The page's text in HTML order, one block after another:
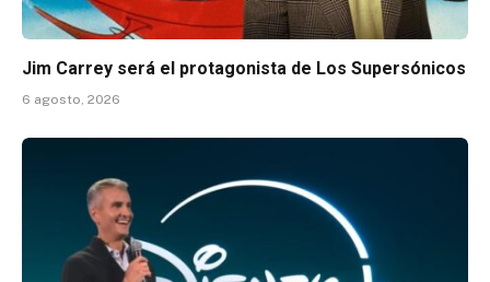
Jim Carrey será el protagonista de Los Supersónicos
6 agosto, 2026